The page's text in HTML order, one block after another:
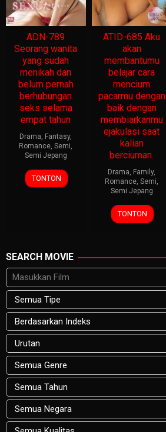
ADN-789
Seorang wanita
yang sudah
menikah dan
belum pernah
berhubungan
seks selama
empat tahun
Drama, Fantasy,
Romance,Semi,
Semi Jepang
TONTON
ATID-685 Aku
akan
membantumu
belajar cara
mencium
pacarmu dengan
baik dengan
membiarkanmu
ejakulasi saat
kalian
berciuman.
Drama, Family,
Romance,Semi,
Semi Jepang
TONTON
SEARCH MOVIE